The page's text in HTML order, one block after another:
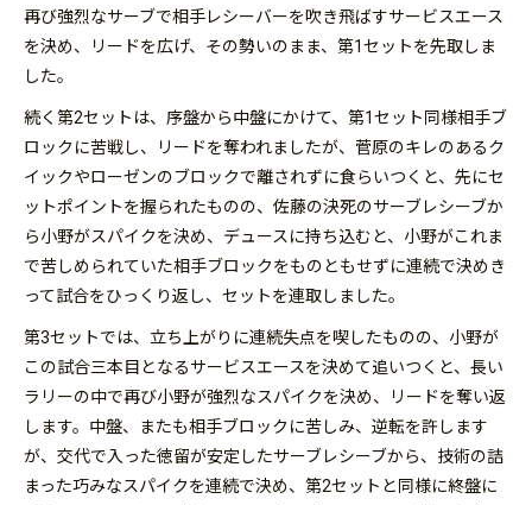
再び強烈なサーブで相手レシーバーを吹き飛ばすサービスエース
を決め、リードを広げ、その勢いのまま、第1セットを先取しま
した。
続く第2セットは、序盤から中盤にかけて、第1セット同様相手ブ
ロックに苦戦し、リードを奪われましたが、菅原のキレのあるク
イックやローゼンのブロックで離されずに食らいつくと、先にセ
ットポイントを握られたものの、佐藤の決死のサーブレシーブか
ら小野がスパイクを決め、デュースに持ち込むと、小野がこれま
で苦しめられていた相手ブロックをものともせずに連続で決めき
って試合をひっくり返し、セットを連取しました。
第3セットでは、立ち上がりに連続失点を喫したものの、小野が
この試合三本目となるサービスエースを決めて追いつくと、長い
ラリーの中で再び小野が強烈なスパイクを決め、リードを奪い返
します。中盤、またも相手ブロックに苦しみ、逆転を許します
が、交代で入った徳留が安定したサーブレシーブから、技術の詰
まった巧みなスパイクを連続で決め、第2セットと同様に終盤に